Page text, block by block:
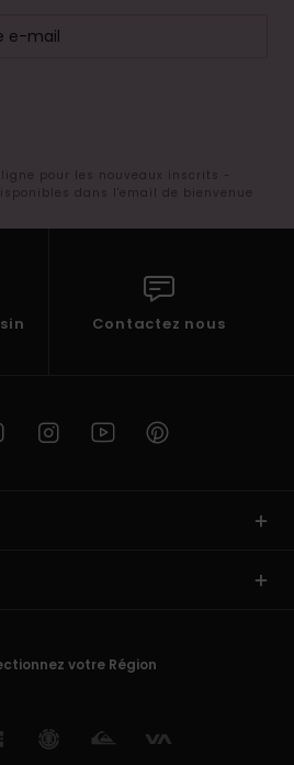
pour les nouveaux inscrits -
dans l'email de bienvenue
Contactez nous
votre Région